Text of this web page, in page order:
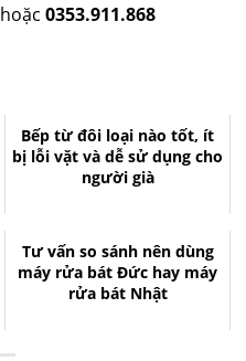
hoặc 0353.911.868
Bếp từ đôi loại nào tốt, ít
bị lỗi vặt và dễ sử dụng cho
người già
Tư vấn so sánh nên dùng
máy rửa bát Đức hay máy
rửa bát Nhật